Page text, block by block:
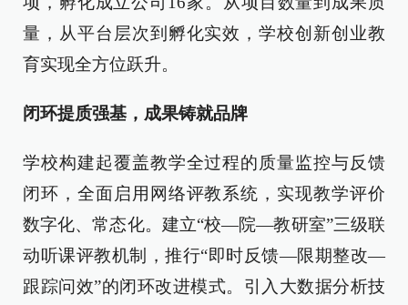
量，从平台层次到孵化实效，学校创新创业教
育实现全方位跃升。
闭环提质强基，成果铸就品牌
学校构建起覆盖教学全过程的质量监控与反馈
闭环，全面启用网络评教系统，实现教学评价
数字化、常态化。建立“校—院—教研室”三级联
动听课评教机制，推行“即时反馈—限期整改—
跟踪问效”的闭环改进模式。引入大数据分析技